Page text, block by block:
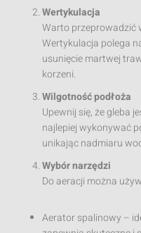
Wertykulacja
Warto przeprowadzić
Wertykulacja polega
usunięcie martwej
korzeni.
Wilgotność podłoża
Upewnij się, że gleba
najlepiej wykonywać
unikając nadmiaru
Wybór narzędzi
Do aeracji można
Aerator spalinowy –